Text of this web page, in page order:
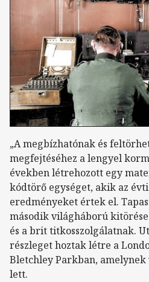
„A megbízhatónak és
megfejtéséhez a lengyel
években létrehozott egy
kódtörő egységet, akik az
eredményeket értek el.
második világháború
és a brit titkosszolgálatnak.
részleget hoztak létre a
Bletchley Parkban,
lett.